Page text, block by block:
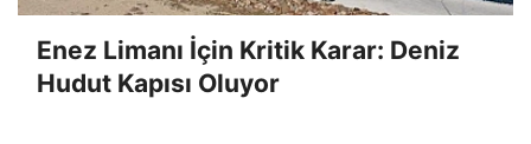
Enez Limanı İçin Kritik Karar: Deniz
Hudut Kapısı Oluyor